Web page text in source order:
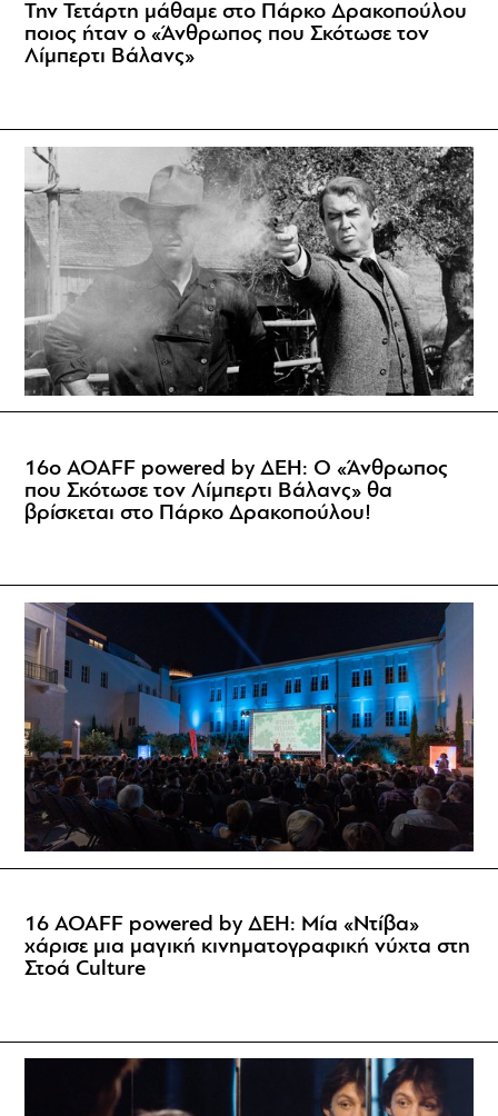
Την Τετάρτη μάθαμε στο Πάρκο Δρακοπούλου
ποιος ήταν ο «Άνθρωπος που Σκότωσε τον
Λίμπερτι Βάλανς»
16ο AOAFF powered by ΔΕΗ: Ο «Άνθρωπος
που Σκότωσε τον Λίμπερτι Βάλανς» θα
βρίσκεται στο Πάρκο Δρακοπούλου!
16 AOAFF powered by ΔΕΗ: Μία «Ντίβα»
χάρισε μια μαγική κινηματογραφική νύχτα στη
Στοά Culture